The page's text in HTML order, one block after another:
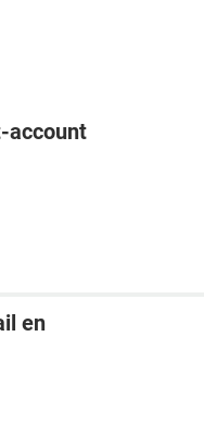
account
en